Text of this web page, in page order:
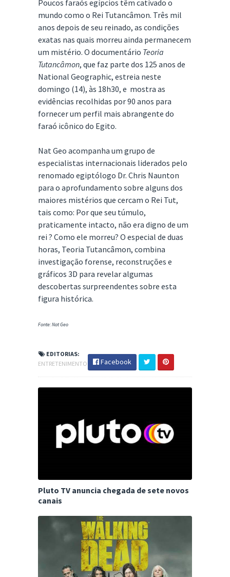
Poucos faraós egípcios têm cativado o
mundo como o Rei Tutancâmon. Três mil
anos depois de seu reinado, as condições
exatas nas quais morreu ainda permanecem
um mistério. O documentário Teoria
Tutancâmon, que faz parte dos 125 anos de
National Geographic, estreia neste
domingo (14), às 18h30, e mostra as
evidências recolhidas por 90 anos para
fornecer um perfil mais abrangente do
faraó icônico do Egito.
Nat Geo acompanha um grupo de
especialistas internacionais liderados pelo
renomado egiptólogo Dr. Chris Naunton
para o aprofundamento sobre alguns dos
maiores mistérios que cercam o Rei Tut,
tais como: Por que seu túmulo,
praticamente intacto, não era digno de um
rei ? Como ele morreu? O especial de duas
horas, Teoria Tutancâmon, combina
investigação forense, reconstruções e
gráficos 3D para revelar algumas
descobertas surpreendentes sobre esta
figura histórica.
Fonte: Nat Geo
EDITORIAS:
ENTRETENIMENTO
Facebook
Pluto TV anuncia chegada de sete novos
canais